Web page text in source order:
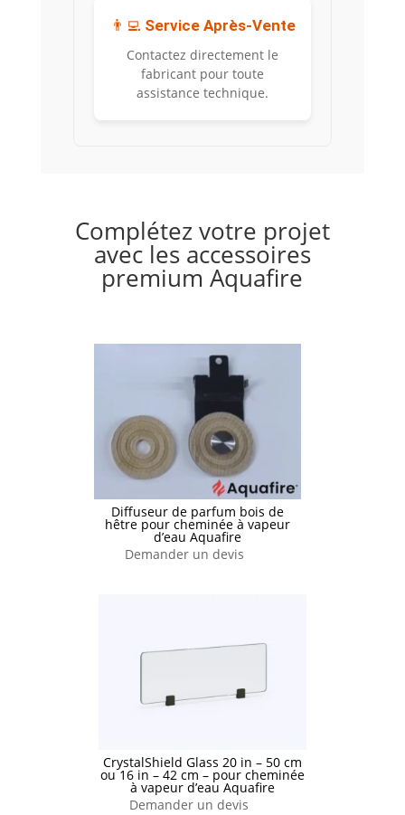
👨‍💻 Service Après-Vente
Contactez directement le
fabricant pour toute
assistance technique.
Complétez votre projet
avec les accessoires
premium Aquafire
Diffuseur de parfum bois de
hêtre pour cheminée à vapeur
d’eau Aquafire
Demander un devis
CrystalShield Glass 20 in – 50 cm
ou 16 in – 42 cm – pour cheminée
à vapeur d’eau Aquafire
Demander un devis